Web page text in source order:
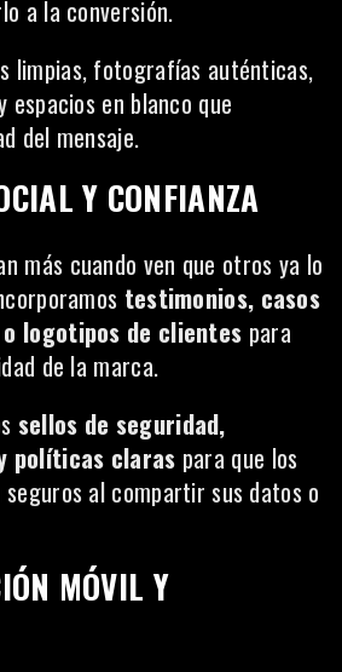
a la conversión.
limpias, fotografías auténticas,
en blanco que
del mensaje.
Y CONFIANZA
más cuando ven que otros ya lo
testimonios, casos
logotipos de clientes para
de la marca.
sellos de seguridad,
políticas claras para que los
al compartir sus datos o
MÓVIL Y